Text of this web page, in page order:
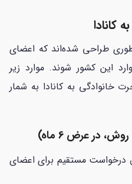
کانادا
طوری طراحی شده‌اند که اعضای
این کشور شوند. موارد زیر
خانوادگی به کانادا به شمار
درخواست مستقیم برای اعضای